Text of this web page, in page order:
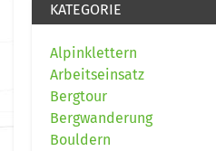
KATEGORIE
Alpinklettern
Arbeitseinsatz
Bergtour
Bergwanderung
Bouldern